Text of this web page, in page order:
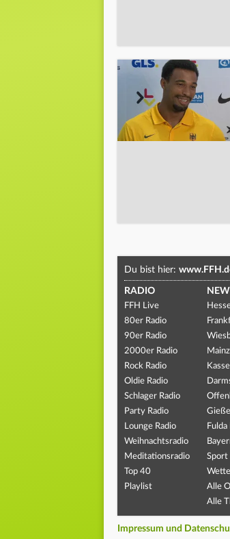
Du bist hier:
RADIO
FFH Live
80er Radio
90er Radio
2000er Radio
Rock Radio
Oldie Radio
Schlager Radio
Party Radio
Lounge Radio
Weihnachtsradio
Meditationsradio
Top 40
Playlist
Sport
Alle
Alle
Impressum und